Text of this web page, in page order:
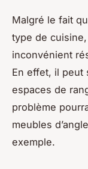
Malgré le fait
type de
inconvénient
En effet, il peut
espaces de
problème
meubles
exemple.